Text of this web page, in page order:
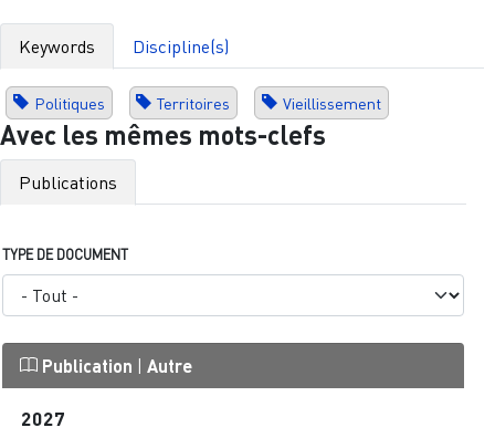
Keywords Discipline(s)
Politiques Territoires Vieillissement
Avec les mêmes mots-clefs
Publications
TYPE DE DOCUMENT
Publication | Autre
2027